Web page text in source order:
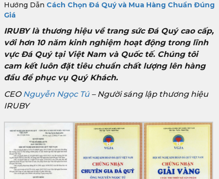
Hướng Dẫn Cách Chọn Đá Quý và Mua Hàng Chuẩn Đúng
Giá
IRUBY là thương hiệu về trang sức Đá Quý cao cấp,
với hơn 10 năm kinh nghiệm hoạt động trong lĩnh
vực Đá Quý tại Việt Nam và Quốc tế. Chúng tôi
cam kết luôn đặt tiêu chuẩn chất lượng lên hàng
đầu để phục vụ Quý Khách.
CEONguyễn Ngọc Tú– Người sáng lập thương hiệu
IRUBY